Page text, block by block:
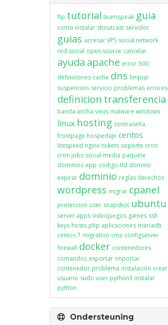
ftp tutorial teamspeak guia
como instalar shoutcast servidor
guias accesar VPS social network
red social open source cancelar
ayuda apache error 500
definiciones cache dns limpiar
suspencion servicio problemas errores
definicion transferencia
banda ancha virus malware windows
linux hosting contraseña
frontpage hospedaje centos
litespeed nginx tickets soporte cron
cron jobs social media paquete
dominios epp codigo tld domnio
expirar dominio reglas derechos
wordpress migrar cpanel
proteccion user snapshot ubuntu
server apps videojuegos games ssh
keys hosts php aplicaciones mariadb
centos 7 migration cms configserver
firewall docker contenedores
comandos exportar importar
contenedor problema instalación crear
usuario sudo user python3 instalar
python
Ondersteuning